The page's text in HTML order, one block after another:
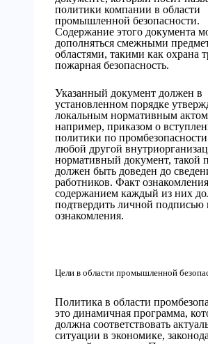
политики компании в области
промышленной безопасности.
Содержание этого документа
дополняться смежными
областями, такими как охрана
пожарная безопасность.
Указанный документ должен в
установленном порядке
локальным нормативным
например, приказом о
политики по
любой другой
нормативный документ, такой
должен быть доведен до
работников. Факт
содержанием каждый из них
подтвердить личной подписью
ознакомления.
Цели в области промышленной
Политика в области
это динамичная программа,
должна соответствовать
ситуации в экономике,